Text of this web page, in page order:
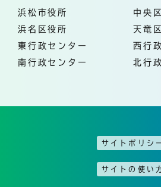
浜松市役所
中央
浜名区役所
天竜
東行政センター
西行
南行政センター
北行
サイトポリシ
サイトの使い